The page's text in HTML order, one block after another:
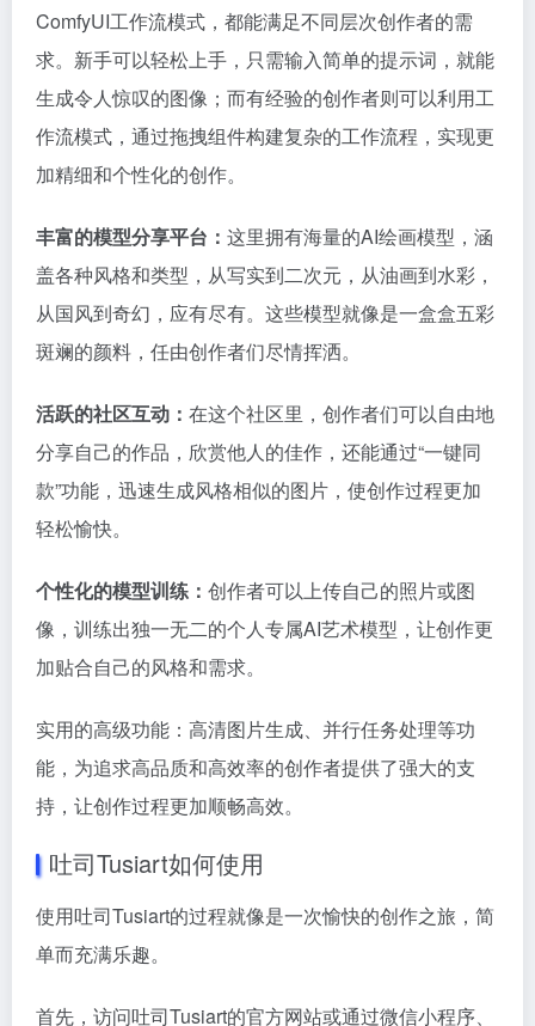
ComfyUI工作流模式，都能满足不同层次创作者的需
求。新手可以轻松上手，只需输入简单的提示词，就能
生成令人惊叹的图像；而有经验的创作者则可以利用工
作流模式，通过拖拽组件构建复杂的工作流程，实现更
加精细和个性化的创作。
丰富的模型分享平台： 这里拥有海量的AI绘画模型，涵
盖各种风格和类型，从写实到二次元，从油画到水彩，
从国风到奇幻，应有尽有。这些模型就像是一盒盒五彩
斑斓的颜料，任由创作者们尽情挥洒。
活跃的社区互动： 在这个社区里，创作者们可以自由地
分享自己的作品，欣赏他人的佳作，还能通过“一键同
款”功能，迅速生成风格相似的图片，使创作过程更加
轻松愉快。
个性化的模型训练： 创作者可以上传自己的照片或图
像，训练出独一无二的个人专属AI艺术模型，让创作更
加贴合自己的风格和需求。
实用的高级功能：高清图片生成、并行任务处理等功
能，为追求高品质和高效率的创作者提供了强大的支
持，让创作过程更加顺畅高效。
吐司Tusiart如何使用
使用吐司Tusiart的过程就像是一次愉快的创作之旅，简
单而充满乐趣。
首先，访问吐司Tusiart的官方网站或通过微信小程序、